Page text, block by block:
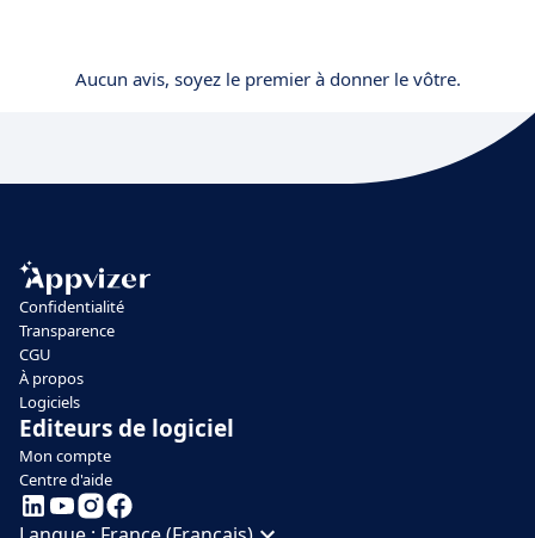
Aucun avis, soyez le premier à donner le vôtre.
Confidentialité
Transparence
CGU
À propos
Logiciels
Editeurs de logiciel
Mon compte
Centre d'aide